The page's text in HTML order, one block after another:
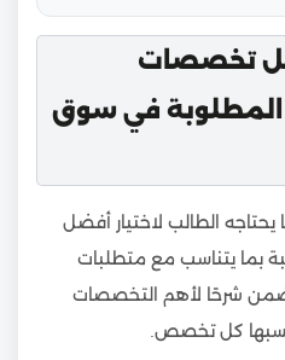
تخصصات
المطلوبة في سوق
الطالب لاختيار أفضل
بما يتناسب مع متطلبات
شرحًا لأهم التخصصات
كل تخصص.